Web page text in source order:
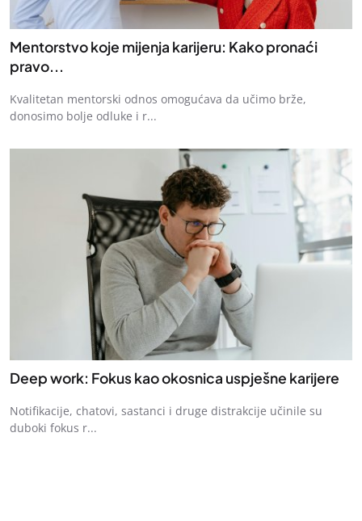
Mentorstvo koje mijenja karijeru: Kako pronaći
pravo...
Kvalitetan mentorski odnos omogućava da učimo brže,
donosimo bolje odluke i r...
Deep work: Fokus kao okosnica uspješne karijere
Notifikacije, chatovi, sastanci i druge distrakcije učinile su
duboki fokus r...